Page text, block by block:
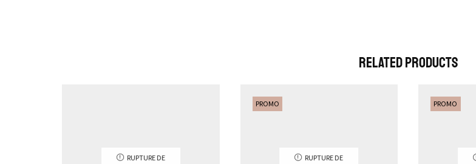
Related Products
RUPTURE DE
PROMO
RUPTURE DE
PROMO